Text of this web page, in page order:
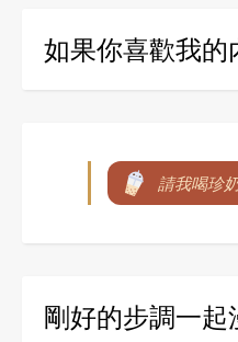
如果你喜歡我的
請我喝珍
剛好的步調一起